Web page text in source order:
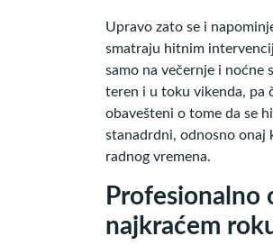
Upravo zato se i
smatraju hitnim
samo na večernje i noćne
teren i u toku vikenda, pa
obavešteni o tome da se
stanadrdni, odnosno onaj
radnog vremena.
Profesionalno
najkraćem